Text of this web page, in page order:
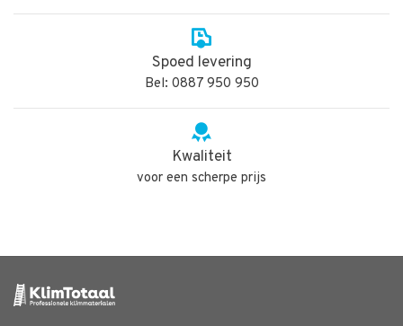
Spoed levering
Bel: 0887 950 950
Kwaliteit
voor een scherpe prijs